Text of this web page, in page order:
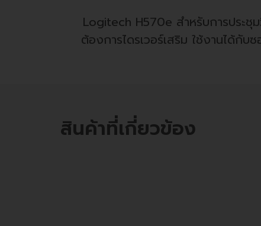
Logitech H570e สำหรับการประชุ
ต้องการไดรเวอร์เสริม ใช้งานได้
สินค้าที่เกี่ยวข้อง